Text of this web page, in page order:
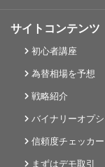
サイトコンテンツ
初心者講座
為替相場を予想
戦略紹介
バイナリーオプ
信頼度チェッカー
まずはデモ取引